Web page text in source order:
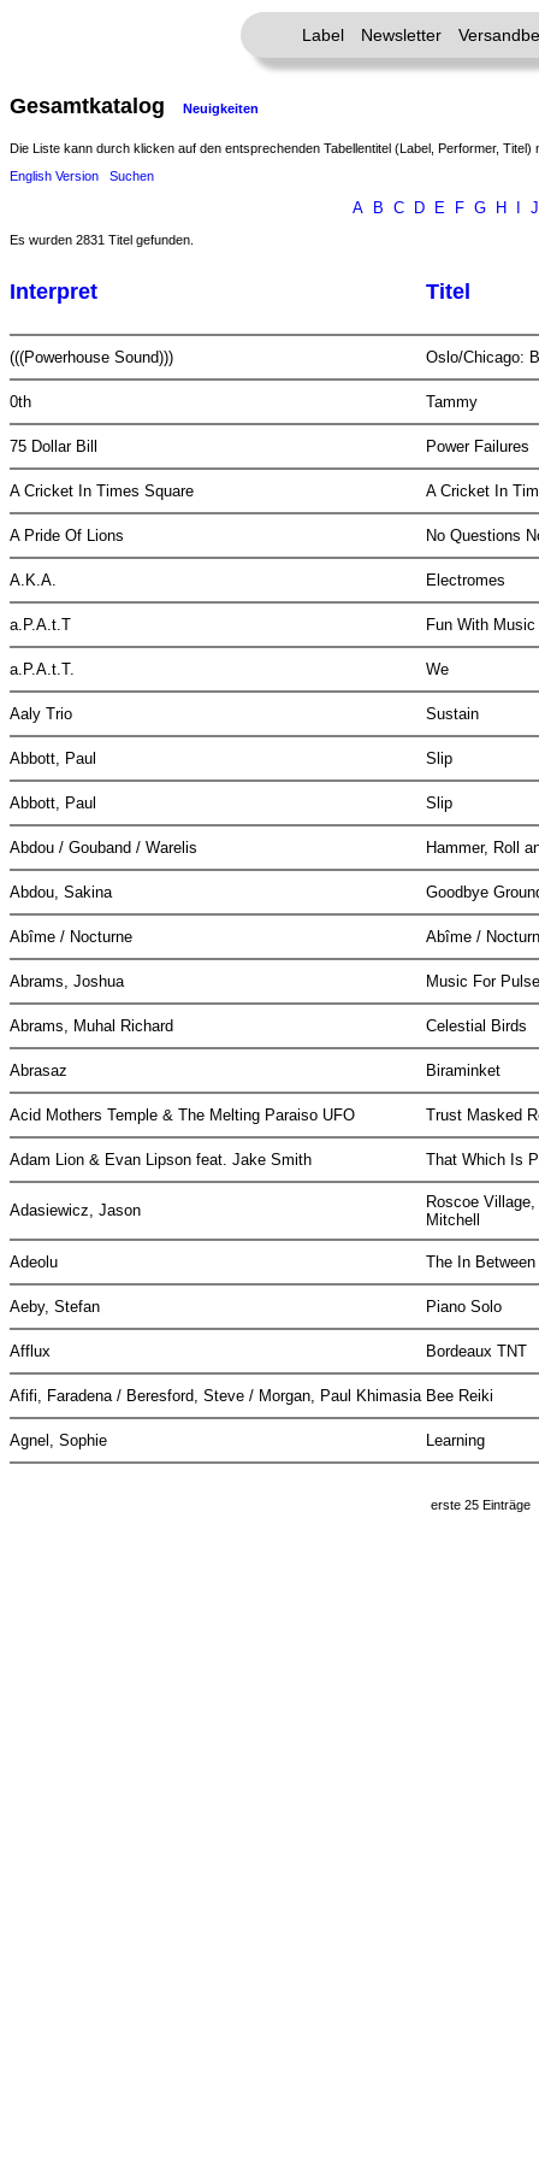
Label Newsletter
Gesamtkatalog Neuigkeiten
Die Liste kann durch klicken auf den entsprechenden Tabellentitel (Label, Performer,
English Version
Suchen
A B C D E F G H J
Es wurden 2831 Titel gefunden.
Interpret Titel
(((Powerhouse Sound))) Oslo/Chicago:
0th Tammy
75 Dollar Bill Power Failures
A Cricket In Times Square A Cricket In
A Pride Of Lions No Questions
A.K.A. Electromes
a.P.A.t.T Fun With Music
a.P.A.t.T. We
Aaly Trio Sustain
Abbott, Paul Slip
Abbott, Paul Slip
Abdou / Gouband / Warelis Hammer, Roll
Abdou, Sakina Goodbye
Abîme / Nocturne Abîme /
Abrams, Joshua Music For
Abrams, Muhal Richard Celestial Birds
Abrasaz Biraminket
Acid Mothers Temple & The Melting Paraiso UFO Trust Masked
Adam Lion & Evan Lipson feat. Jake Smith That Which Is
Adasiewicz, Jason
Roscoe
Mitchell
Adeolu The In Between
Aeby, Stefan Piano Solo
Afflux Bordeaux TNT
Afifi, Faradena / Beresford, Steve / Morgan, Paul Khimasia Bee Reiki
Agnel, Sophie Learning
erste 25 Einträge